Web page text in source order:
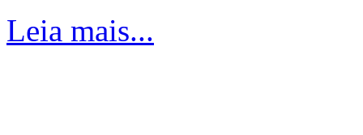
Leia mais...